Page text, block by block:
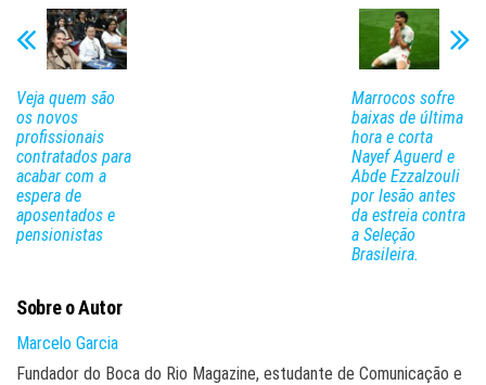
Veja quem são
os novos
profissionais
contratados para
acabar com a
espera de
aposentados e
pensionistas
Marrocos sofre
baixas de última
hora e corta
Nayef Aguerd e
Abde Ezzalzouli
por lesão antes
da estreia contra
a Seleção
Brasileira.
Sobre o Autor
Marcelo Garcia
Fundador do Boca do Rio Magazine, estudante de Comunicação e